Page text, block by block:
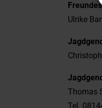
Ulrike
Thomas
Tel.